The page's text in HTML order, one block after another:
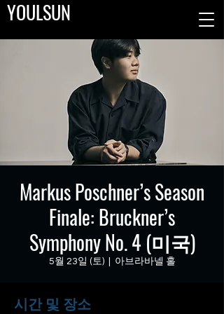
YOULSUN
Markus Poschner’s Season
Finale: Bruckner’s
Symphony No. 4 (미국)
5월 23일 (토)
  |
아브라바넬 홀
시간 및 장소